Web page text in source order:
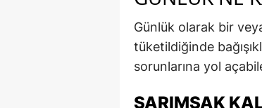
Günlük olarak bir
tüketildiğinde
sorunlarına yol
SARIMSAK